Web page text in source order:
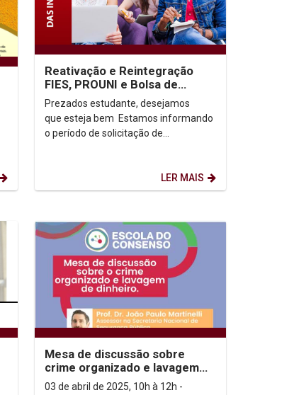
Reativação e Reintegração
FIES, PROUNI e Bolsa de
Assistência Social 2025.2
Prezados estudante, desejamos
que esteja bem Estamos informando
o período de solicitação de
LER MAIS
Mesa de discussão sobre
crime organizado e lavagem
de dinheiro
03 de abril de 2025, 10h à 12h -